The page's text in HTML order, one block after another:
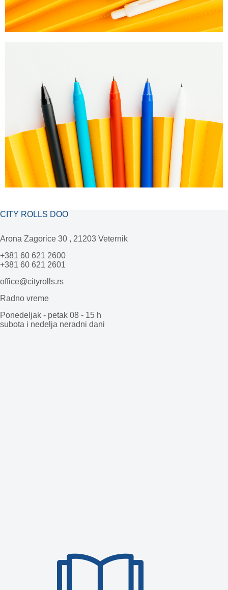
CITY ROLLS DOO
Arona Zagorice 30 , 21203 Veternik
+381 60 621 2600
+381 60 621 2601
office@cityrolls.rs
Radno vreme
Ponedeljak - petak 08 - 15 h
subota i nedelja neradni dani